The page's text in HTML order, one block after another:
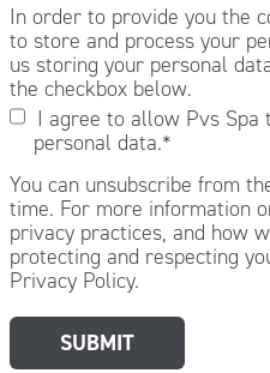
In order to provide you the
to store and process your
us storing your personal
the checkbox below.
I agree to allow Pvs Spa
personal data.*
You can unsubscribe from
time. For more information
privacy practices, and how
protecting and respecting
Privacy Policy.